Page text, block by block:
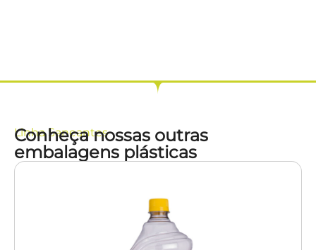
LinhaSaneantes
Conheça nossas outras
embalagens plásticas